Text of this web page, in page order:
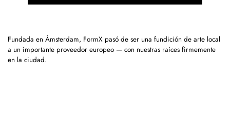
Fundada en Ámsterdam, FormX pasó de ser una fundición de arte local
a un importante proveedor europeo — con nuestras raíces firmemente
en la ciudad.